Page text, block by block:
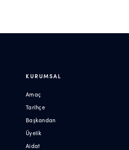
KURUMSAL
Amaç
Tarihçe
Başkandan
Üyelik
Aidat